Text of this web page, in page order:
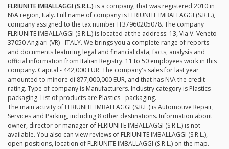
FLRIUNITE IMBALLAGGI (S.R.L.) is a company, that was registered 2010 in
N\A region, Italy. Full name of company is FLRIUNITE IMBALLAGGI (S.R.L.),
company assigned to the tax number IT37960205078. The company
FLRIUNITE IMBALLAGGI (S.R.L.) is located at the address: 13, Via V. Veneto
37050 Angiari (VR) - ITALY. We brings you a complete range of reports
and documents featuring legal and financial data, facts, analysis and
official information from Italian Registry. 11 to 50 employees work in this
company. Capital - 442,000 EUR. The company's sales for last year
amounted to minore di 877,000,000 EUR, and that has N\A the credit
rating. Type of company is Manufacturers. Industry category is Plastics -
packaging. List of products are Plastics - packaging.
The main activity of FLRIUNITE IMBALLAGGI (S.R.L.) is Automotive Repair,
Services and Parking, including 8 other destinations. Information about
owner, director or manager of FLRIUNITE IMBALLAGGI (S.R.L.) is not
available. You also can view reviews of FLRIUNITE IMBALLAGGI (S.R.L.),
open positions, location of FLRIUNITE IMBALLAGGI (S.R.L.) on the map.